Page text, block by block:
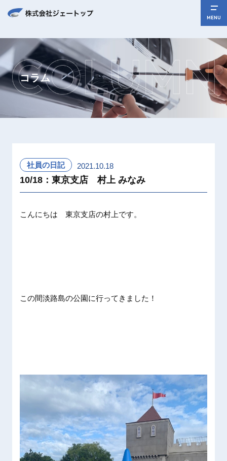
MENU
コラム
社員の日記 2021.10.18
10/18：東京支店 村上 みなみ
こんにちは 東京支店の村上です。
この間淡路島の公園に行ってきました！